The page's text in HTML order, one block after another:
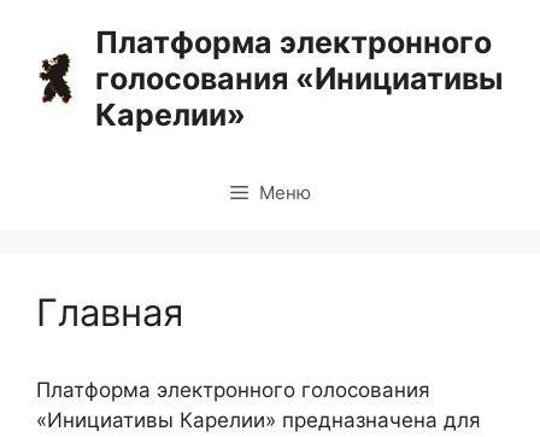
содержимому
Платформа электронного
голосования «Инициативы
Карелии»
Меню
Главная
Платформа электронного голосования
«Инициативы Карелии» предназначена для